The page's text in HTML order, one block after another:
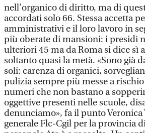
nell’organico di diritto, ma di
accordati solo 66. Stessa accetta
amministrativi e il loro lavoro in
più oberate di mansioni: i presidi
ulteriori 45 ma da Roma si dice sì
soltanto quasi la metà. «Sono già
soli: carenza di organici,
pulizia sempre più messe a
numeri che non bastano a
oggettive presenti nelle scuole,
denunciamo», fa il punto Veronica
generale Flc-Cgil per la provincia